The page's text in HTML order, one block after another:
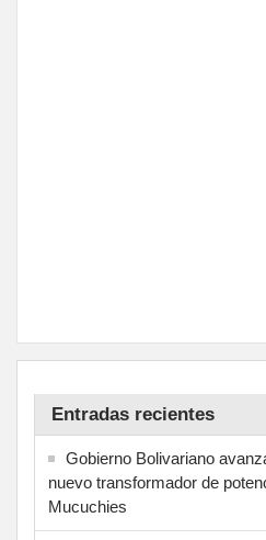
Entradas recientes
Gobierno Bolivariano
nuevo transformador de
Mucuchies